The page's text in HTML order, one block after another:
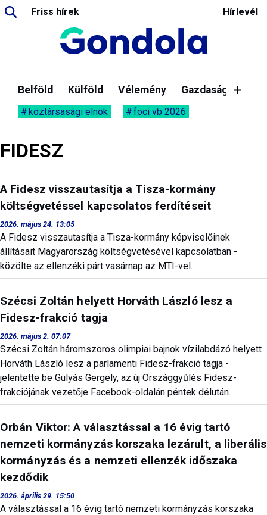
Friss hírek Hírlevél
Belföld Külföld Vélemény Gazdaság
köztársasági elnök foci vb 2026
FIDESZ
A Fidesz visszautasítja a Tisza-kormány
költségvetéssel kapcsolatos ferdítéseit
2026. május 24. 13:05
A Fidesz visszautasítja a Tisza-kormány képviselőinek
állításait Magyarország költségvetésével kapcsolatban -
közölte az ellenzéki párt vasárnap az MTI-vel.
Szécsi Zoltán helyett Horváth László lesz a
Fidesz-frakció tagja
2026. május 2. 07:07
Szécsi Zoltán háromszoros olimpiai bajnok vízilabdázó helyett
Horváth László lesz a parlamenti Fidesz-frakció tagja -
jelentette be Gulyás Gergely, az új Országgyűlés Fidesz-
frakciójának vezetője Facebook-oldalán péntek délután.
Orbán Viktor: A választással a 16 évig tartó
nemzeti kormányzás korszaka lezárult, a liberális
kormányzás és a nemzeti ellenzék időszaka
kezdődik
2026. április 29. 15:50
A választással a 16 évig tartó nemzeti kormányzás korszaka